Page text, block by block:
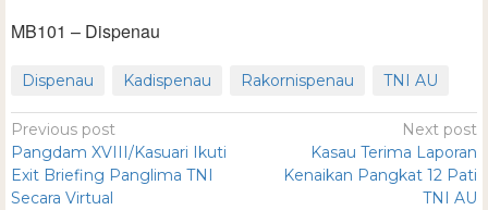
MB101 – Dispenau
Dispenau Kadispenau Rakornispenau TNI AU
Previous post
Pangdam XVIII/Kasuari Ikuti
Exit Briefing Panglima TNI
Secara Virtual
Next post
Kasau Terima Laporan
Kenaikan Pangkat 12 Pati
TNI AU